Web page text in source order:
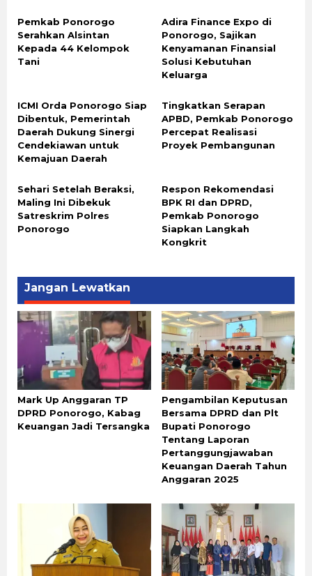
Pemkab Ponorogo
Serahkan Alsintan
Kepada 44 Kelompok
Tani
Adira Finance Expo di
Ponorogo, Sajikan
Kenyamanan Finansial
Solusi Kebutuhan
Keluarga
ICMI Orda Ponorogo Siap
Dibentuk, Pemerintah
Daerah Dukung Sinergi
Cendekiawan untuk
Kemajuan Daerah
Tingkatkan Serapan
APBD, Pemkab Ponorogo
Percepat Realisasi
Proyek Pembangunan
Sehari Setelah Beraksi,
Maling Ini Dibekuk
Satreskrim Polres
Ponorogo
Respon Rekomendasi
BPK RI dan DPRD,
Pemkab Ponorogo
Siapkan Langkah
Kongkrit
Jangan Lewatkan
Mark Up Anggaran TP
DPRD Ponorogo, Kabag
Keuangan Jadi Tersangka
Pengambilan Keputusan
Bersama DPRD dan Plt
Bupati Ponorogo
Tentang Laporan
Pertanggungjawaban
Keuangan Daerah Tahun
Anggaran 2025